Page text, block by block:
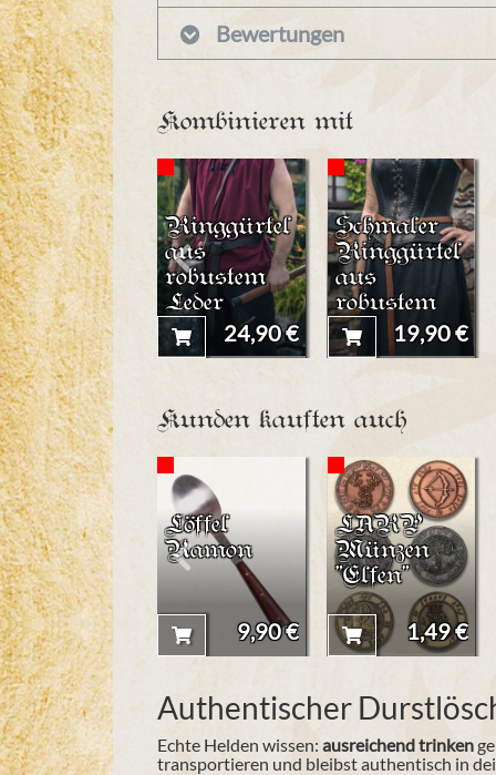
Bewertungen
Kombinieren mit
Ringgürtel
aus
robustem
Leder
24,90 €
Schmaler
Ringgürtel
aus
robustem
Leder 19,90 €
Kunden kauften auch
Löffel
Ramon
9,90 €
LARP
Münzen
"Elfen"
1,49 €
Authentischer
Echte Helden wissen: ausreichend trinken
transportieren und bleibst authentisch in